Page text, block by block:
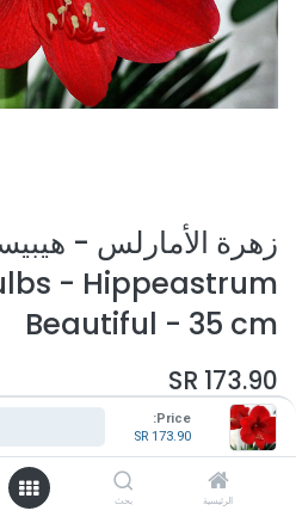
Price:
SR 173.90
الرئيسية بحث
زهرة الأمارلس -
- Hippeastrum
Beautiful - 35 cm
SR 173.90